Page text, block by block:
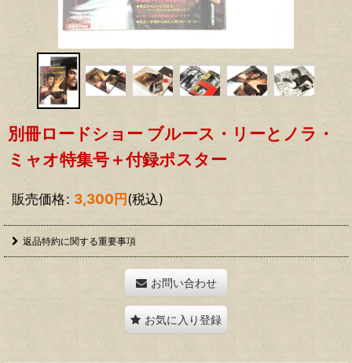
別冊ロードショー ブルース・リーとノラ・
ミャオ特集号＋付録ポスター
販売価格: 3,300円(税込)
返品特約に関する重要事項
お問い合わせ
お気に入り登録